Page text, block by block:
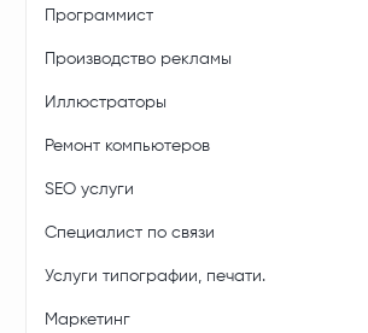
Программист
Производство рекламы
Иллюстраторы
Ремонт компьютеров
SEO услуги
Специалист по связи
Услуги типографии, печати.
Маркетинг